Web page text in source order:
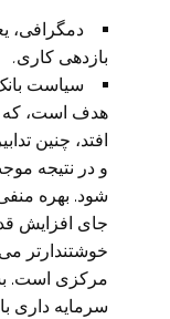
دمگرافی،
بازدهی کاری.
سیاست
هدف است، که
افتد، چنین
و در نتیجه
شود. بهره
جای افزایش
خوشتندارتر
مرکزی است.
سرمایه داری